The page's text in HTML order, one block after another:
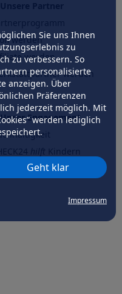
Sie uns Ihnen
zu
zu verbessern. So
personalisierte
anzeigen. Über
Präferenzen
jederzeit möglich. Mit
werden lediglich
Geht klar
Impressum
werden
werden
werden
Unser Engagement
hilftder Natur